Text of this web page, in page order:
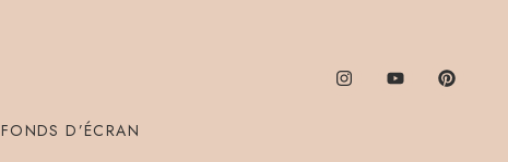
FONDS D’ÉCRAN